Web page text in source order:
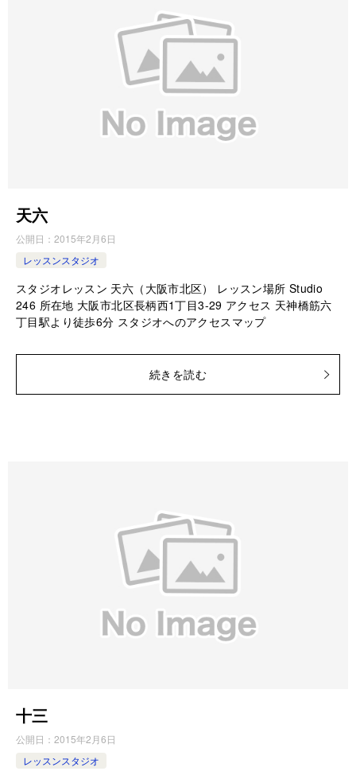
天六
公開日： 2015年2月6日
レッスンスタジオ
スタジオレッスン 天六（大阪市北区） レッスン場所 Studio
246 所在地 大阪市北区長柄西1丁目3-29 アクセス 天神橋筋六
丁目駅より徒歩6分 スタジオへのアクセスマップ
続きを読む
十三
公開日： 2015年2月6日
レッスンスタジオ